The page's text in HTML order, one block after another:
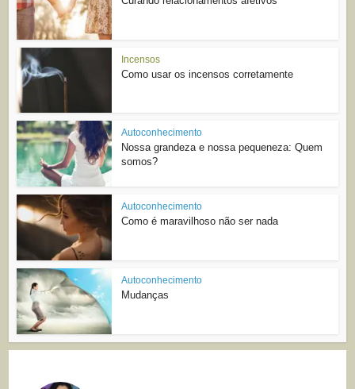
Incensos
Como usar os incensos corretamente
Autoconhecimento
Nossa grandeza e nossa pequeneza: Quem
somos?
Autoconhecimento
Como é maravilhoso não ser nada
Autoconhecimento
Mudanças